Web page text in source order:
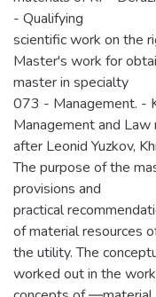
- Qualifying
scientific work on the
Master's work for
master in specialty
073 - Management. -
Management and Law
after Leonid Yuzkov,
The purpose of the
provisions and
practical
of material resources
the utility. The
worked out in the